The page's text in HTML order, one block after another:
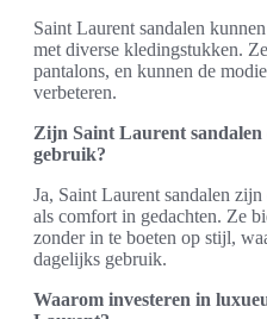
Saint Laurent sandalen
met diverse kledingstukken.
pantalons, en kunnen de
verbeteren.
Zijn Saint Laurent
gebruik?
Ja, Saint Laurent sandalen
als comfort in gedachten. Ze
zonder in te boeten op stijl,
dagelijks gebruik.
Waarom investeren in